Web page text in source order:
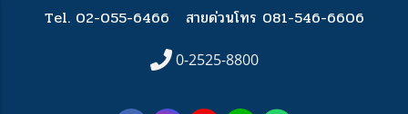
Tel. 02-055-6466 สายด่วนโทร 081-546-6606
0-2525-8800